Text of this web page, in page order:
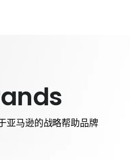
亚马逊的战略帮助品牌